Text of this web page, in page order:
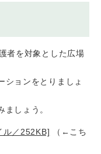
者を対象とした広場
ションをとりましょ
しょう。
ル／252KB] （←こち